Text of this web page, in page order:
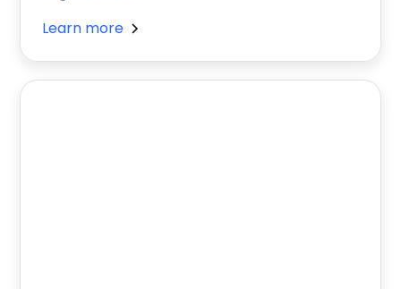
Learn more